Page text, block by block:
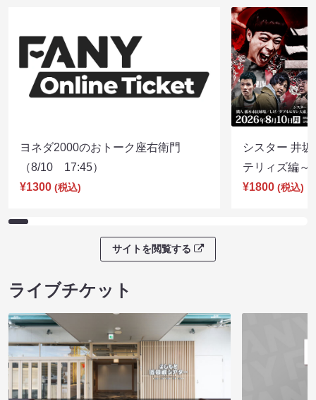
ヨネダ2000のおトーク座右衛門
（8/10 17:45）
¥1300 (税込)
シスター 井
テリィズ編
¥1800 (税込)
サイトを閲覧する
ライブチケット